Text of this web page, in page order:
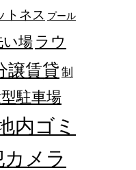
トネス プール
場 ラウ
譲賃貸制
駐車場
内ゴミ
メラ